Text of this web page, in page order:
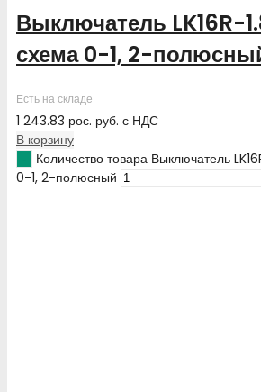
Выключатель LK16R-
схема 0-1, 2-
Есть на складе
1 243.83 рос. руб. с НДС
В корзину
Количество товара Выключатель
0-1, 2-полюсный